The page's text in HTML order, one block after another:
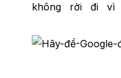
không rời đi vì